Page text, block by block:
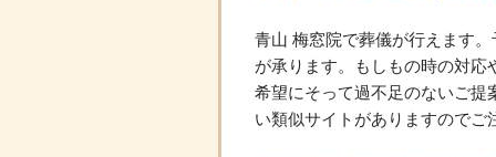
青山 梅窓院で葬儀が行えます
が承ります。もしもの時の対
希望にそって過不足のないご
い類似サイトがありますのでご